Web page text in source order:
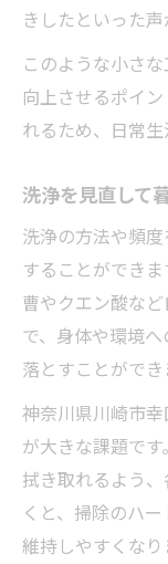
きしたといった声
このような小さ
向上させるポイ
れるため、日常生
洗浄を見直して
洗浄の方法や頻
することができ
曹やクエン酸な
で、身体や環境
落とすことができ
神奈川県川崎市
が大きな課題で
拭き取れるよう
くと、掃除のハ
維持しやすくなり